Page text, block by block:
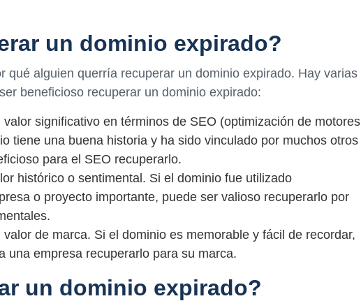
un dominio expirado?
qué alguien querría recuperar un dominio expirado. Hay varias
beneficioso recuperar un dominio expirado:
significativo en términos de SEO (optimización de motores
tiene una buena historia y ha sido vinculado por muchos otros
para el SEO recuperarlo.
histórico o sentimental. Si el dominio fue utilizado
o proyecto importante, puede ser valioso recuperarlo por
de marca. Si el dominio es memorable y fácil de recordar,
una empresa recuperarlo para su marca.
un dominio expirado?